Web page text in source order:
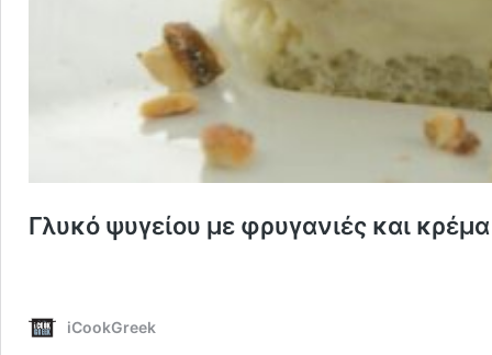
Γλυκό ψυγείου με φρυγανιές και κρέμα
iCookGreek